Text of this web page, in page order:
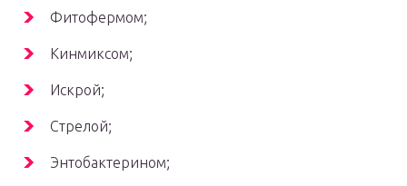
Фитофермом;
Кинмиксом;
Искрой;
Стрелой;
Энтобактерином;